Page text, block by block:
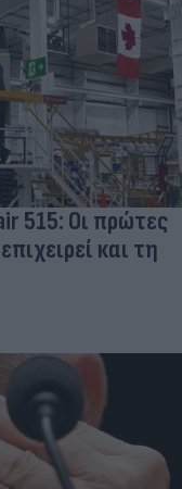
515: Οι πρώτες
και τη